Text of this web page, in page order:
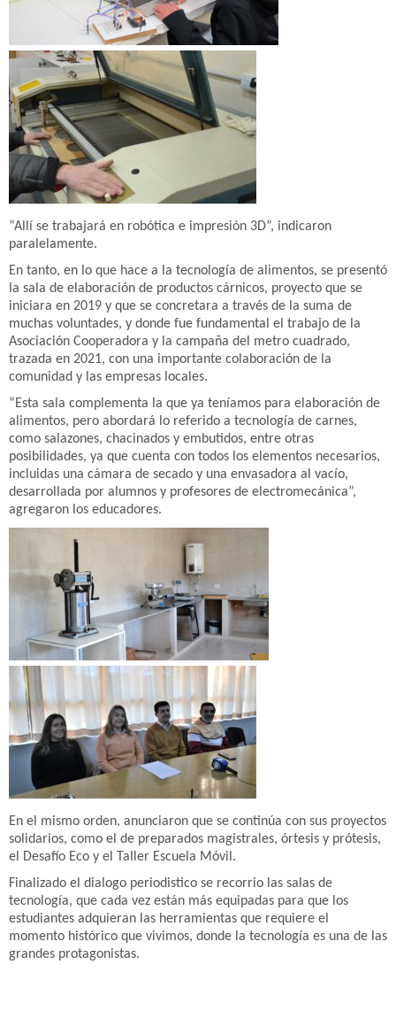
“Allí se trabajará en robótica e impresión 3D”, indicaron
paralelamente.
En tanto, en lo que hace a la tecnología de alimentos, se presentó
la sala de elaboración de productos cárnicos, proyecto que se
iniciara en 2019 y que se concretara a través de la suma de
muchas voluntades, y donde fue fundamental el trabajo de la
Asociación Cooperadora y la campaña del metro cuadrado,
trazada en 2021, con una importante colaboración de la
comunidad y las empresas locales.
“Esta sala complementa la que ya teníamos para elaboración de
alimentos, pero abordará lo referido a tecnología de carnes,
como salazones, chacinados y embutidos, entre otras
posibilidades, ya que cuenta con todos los elementos necesarios,
incluidas una cámara de secado y una envasadora al vacío,
desarrollada por alumnos y profesores de electromecánica”,
agregaron los educadores.
En el mismo orden, anunciaron que se continúa con sus proyectos
solidarios, como el de preparados magistrales, órtesis y prótesis,
el Desafío Eco y el Taller Escuela Móvil.
Finalizado el dialogo periodistico se recorrio las salas de
tecnología, que cada vez están más equipadas para que los
estudiantes adquieran las herramientas que requiere el
momento histórico que vivimos, donde la tecnología es una de las
grandes protagonistas.